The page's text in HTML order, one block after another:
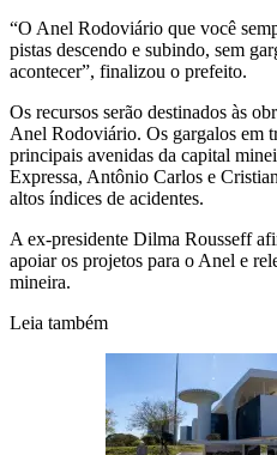
“O Anel Rodoviário que você
pistas descendo e subindo, sem
acontecer”, finalizou o prefeito.
Os recursos serão destinados às
Anel Rodoviário. Os gargalos em
principais avenidas da capital
Expressa, Antônio Carlos e
altos índices de acidentes.
A ex-presidente Dilma Rousseff
apoiar os projetos para o Anel e
mineira.
Leia também